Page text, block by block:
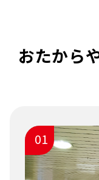
おたから
01